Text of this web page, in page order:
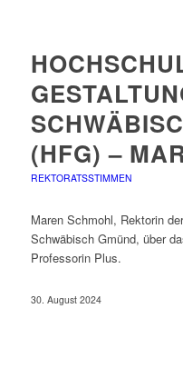
(HFG) –
REKTORATSSTIMMEN
Maren Schmohl, Rektorin
Schwäbisch Gmünd, über
Professorin Plus.
30. August 2024